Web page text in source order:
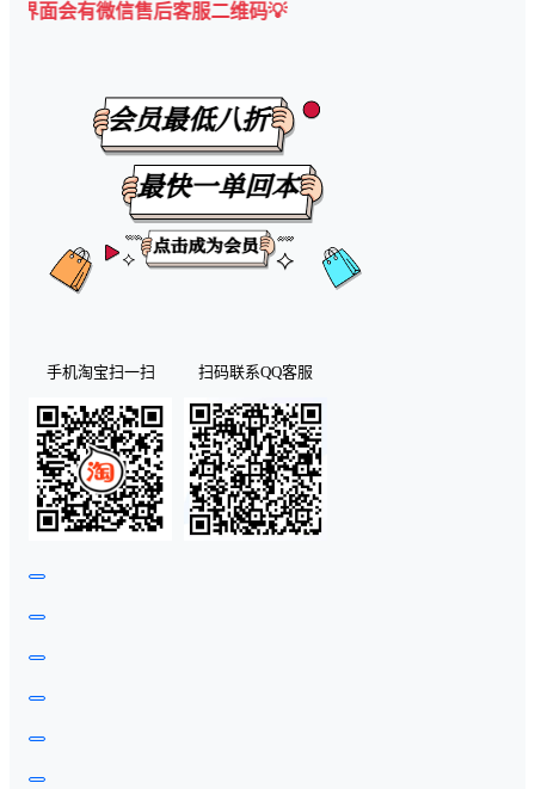
微信售后客服二维码💡
手机淘宝扫一扫 扫码联系QQ客服